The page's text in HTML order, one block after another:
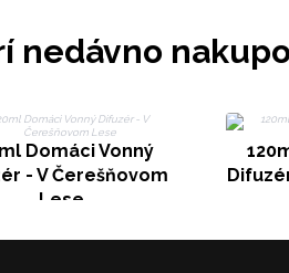
nedávno
Domáci Vonný
- V Čerešňovom
Lese